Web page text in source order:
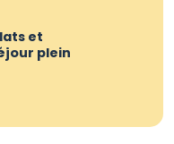
et
plein